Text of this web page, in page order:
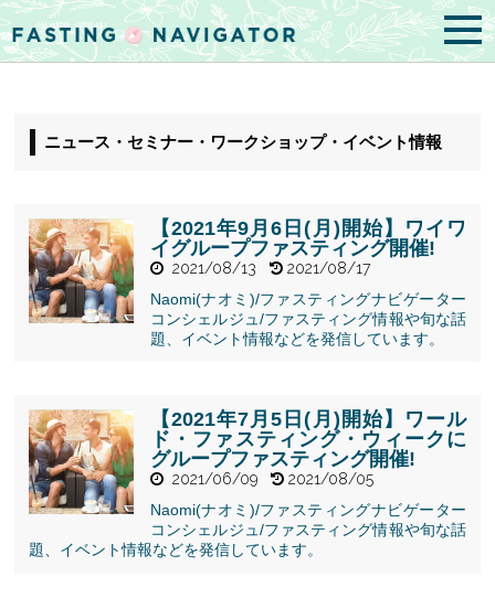
ニュース・セミナー・ワークショップ・イベント情報
ァスティング
開催!">
【2021年9月6日(月)開始】ワイワ
イグループファスティング開催!
2021/08/13
2021/08/17
Naomi(ナオミ)/ファスティングナビゲーター
コンシェルジュ/ファスティング情報や旬な話
題、イベント情報などを発信しています。
年7月5日(月)
【2021年7月5日(月)開始】ワール
ド・ファスティング・ウィークに
グループファスティング開催!
2021/06/09
2021/08/05
Naomi(ナオミ)/ファスティングナビゲーター
コンシェルジュ/ファスティング情報や旬な話
題、イベント情報などを発信しています。